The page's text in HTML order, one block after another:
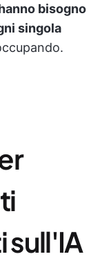
bisogno
singola
sull'IA